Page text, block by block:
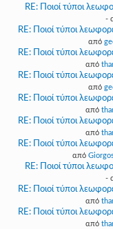
RE: Ποιοί τύποι
-
RE: Ποιοί τύποι
από
RE: Ποιοί τύποι
από
RE: Ποιοί τύποι
από
RE: Ποιοί τύποι
από
RE: Ποιοί τύποι
από
RE: Ποιοί τύποι
από
RE: Ποιοί τύποι
-
RE: Ποιοί τύποι
από
RE: Ποιοί τύποι
από